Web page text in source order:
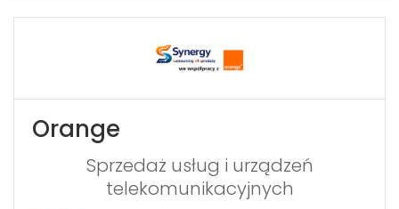
Orange
Sprzedaż usług i urządzeń
telekomunikacyjnych